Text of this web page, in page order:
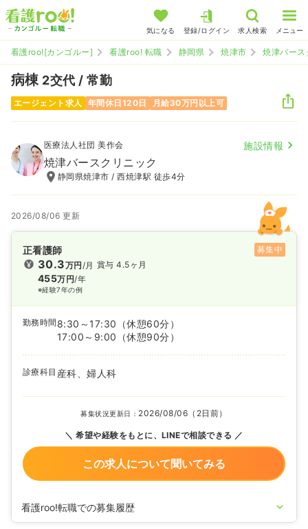
気になる 登録/ログイン 求人検索 メニュー
看護roo![カンゴルー] 看護roo! 転職 静岡県 焼津市 焼津バー
病棟 2交代 / 常勤
エージェント求人 年間休日120日 月給30万円以上可
医療法人社団 美作会 施設情報
焼津バースクリニック
静岡県焼津市 / 西焼津駅 徒歩4分
2026/08/06 更新
正看護師 募集中
30.3万円/月
455万円/年
※経験7年の例
賞与 4.5ヶ月
勤務時間 8:30～17:30
（休憩60分）
17:00～9:00
（休憩90分）
診療科目 産科、婦人科
募集状況更新日： 2026/08/06（2日前）
希望や経験をもとに、LINEで相談できる
この求人について聞いてみる
看護roo!転職での募集履歴